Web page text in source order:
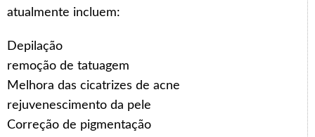
atualmente incluem:
Depilação
remoção de tatuagem
Melhora das cicatrizes de acne
rejuvenescimento da pele
Correção de pigmentação